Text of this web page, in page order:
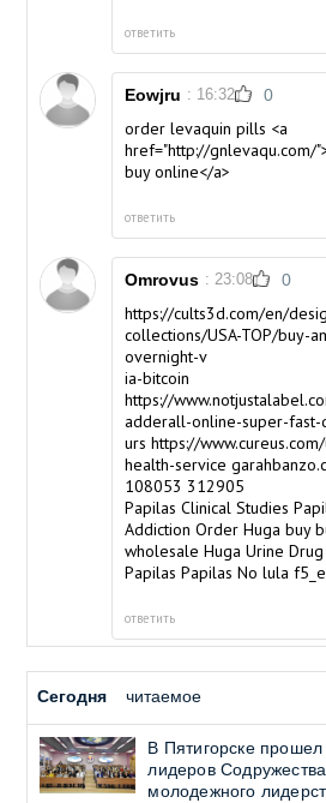
ответить
Eowjru : 16:32 0
order levaquin pills <a
href="http://gnlevaqu.com/
buy online</a>
ответить
Omrovus : 23:08 0
https://cults3d.com/en/
collections/USA-TOP/buy-
overnight-v
ia-bitcoin
https://
adderall-online-super-
urs https://
health-service
108053 312905
Papilas Clinical Studies
Addiction Order Huga buy
wholesale Huga Urine
Papilas Papilas No lula
ответить
Сегодня читаемое
В Пятигорске
лидеров
молодежного